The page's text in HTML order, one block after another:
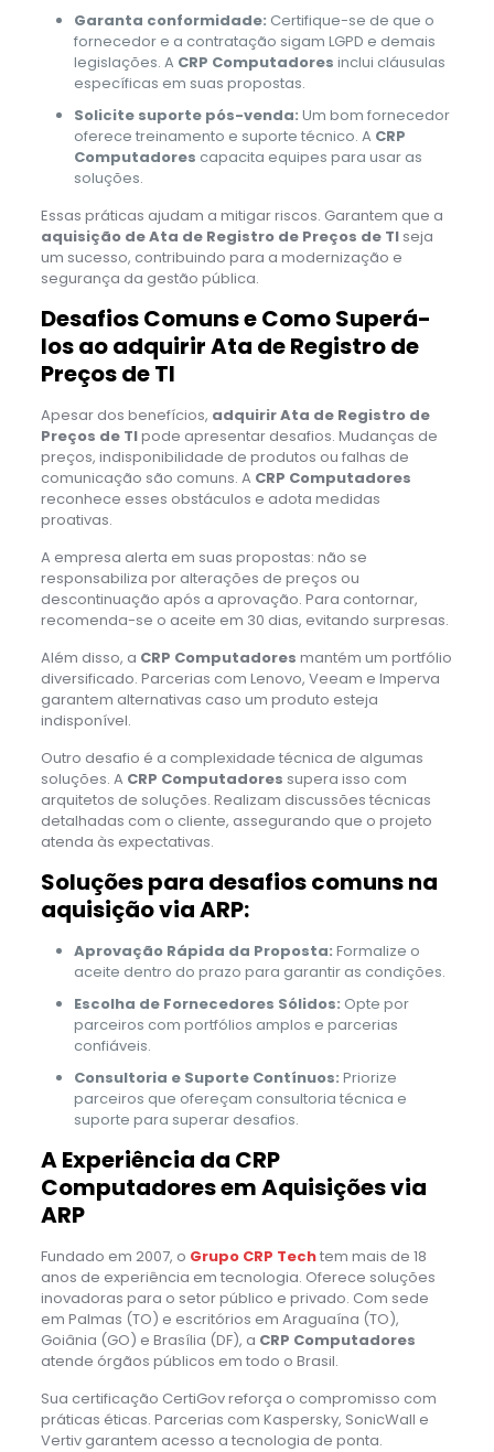
Garanta conformidade: Certifique-se de que o
fornecedor e a contratação sigam LGPD e demais
legislações. A CRP Computadores inclui cláusulas
específicas em suas propostas.
Solicite suporte pós-venda: Um bom fornecedor
oferece treinamento e suporte técnico. A CRP
Computadores capacita equipes para usar as
soluções.
Essas práticas ajudam a mitigar riscos. Garantem que a
aquisição de Ata de Registro de Preços de TIseja
um sucesso, contribuindo para a modernização e
segurança da gestão pública.
Desafios Comuns e Como Superá-
los ao adquirir Ata de Registro de
Preços de TI
Apesar dos benefícios, adquirir Ata de Registro de
Preços de TIpode apresentar desafios. Mudanças de
preços, indisponibilidade de produtos ou falhas de
comunicação são comuns. A CRP Computadores
reconhece esses obstáculos e adota medidas
proativas.
A empresa alerta em suas propostas: não se
responsabiliza por alterações de preços ou
descontinuação após a aprovação. Para contornar,
recomenda-se o aceite em 30 dias, evitando surpresas.
Além disso, a CRP Computadores mantém um portfólio
diversificado. Parcerias com Lenovo, Veeam e Imperva
garantem alternativas caso um produto esteja
indisponível.
Outro desafio é a complexidade técnica de algumas
soluções. A CRP Computadores supera isso com
arquitetos de soluções. Realizam discussões técnicas
detalhadas com o cliente, assegurando que o projeto
atenda às expectativas.
Soluções para desafios comuns na
aquisição via ARP:
Aprovação Rápida da Proposta: Formalize o
aceite dentro do prazo para garantir as condições.
Escolha de Fornecedores Sólidos: Opte por
parceiros com portfólios amplos e parcerias
confiáveis.
Consultoria e Suporte Contínuos: Priorize
parceiros que ofereçam consultoria técnica e
suporte para superar desafios.
A Experiência da CRP
Computadores em Aquisições via
ARP
Fundado em 2007, o Grupo CRP Techtem mais de 18
anos de experiência em tecnologia. Oferece soluções
inovadoras para o setor público e privado. Com sede
em Palmas (TO) e escritórios em Araguaína (TO),
Goiânia (GO) e Brasília (DF), a CRP Computadores
atende órgãos públicos em todo o Brasil.
Sua certificação CertiGov reforça o compromisso com
práticas éticas. Parcerias com Kaspersky, SonicWall e
Vertiv garantem acesso a tecnologia de ponta.